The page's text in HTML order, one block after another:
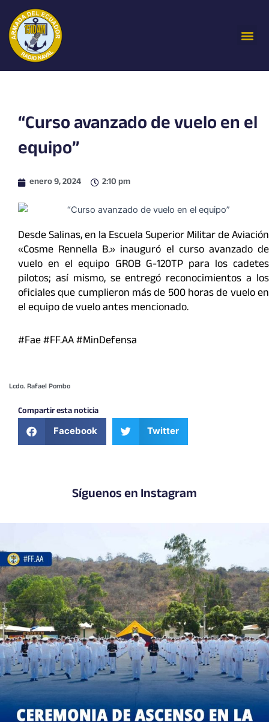
contenido
“Curso avanzado de vuelo en el
equipo”
enero 9, 2024 2:10 pm
Desde Salinas, en la Escuela Superior Militar de Aviación
«Cosme Rennella B.» inauguró el curso avanzado de
vuelo en el equipo GROB G-120TP para los cadetes
pilotos; así mismo, se entregó reconocimientos a los
oficiales que cumplieron más de 500 horas de vuelo en
el equipo de vuelo antes mencionado.
#Fae #FF.AA #MinDefensa
Lcdo. Rafael Pombo
Compartir esta noticia
Facebook Twitter
Síguenos en Instagram